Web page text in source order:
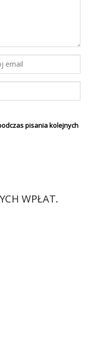
pisania kolejnych
WPŁAT.